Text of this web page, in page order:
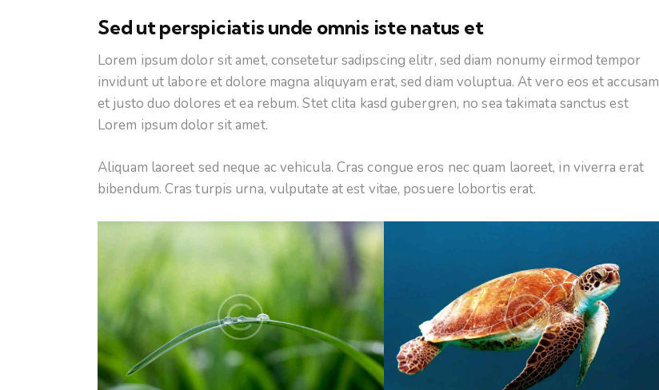
Sed ut perspiciatis unde omnis iste natus et
Lorem ipsum dolor sit amet, consetetur sadipscing elitr, sed diam nonumy eirmod tempor
invidunt ut labore et dolore magna aliquyam erat, sed diam voluptua. At vero eos et accusam
et justo duo dolores et ea rebum. Stet clita kasd gubergren, no sea takimata sanctus est
Lorem ipsum dolor sit amet.
Aliquam laoreet sed neque ac vehicula. Cras congue eros nec quam laoreet, in viverra erat
bibendum. Cras turpis urna, vulputate at est vitae, posuere lobortis erat.